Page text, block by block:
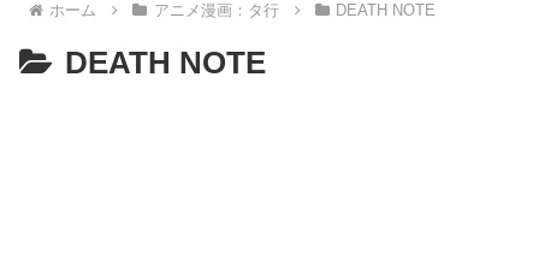
ホーム アニメ漫画：タ行 DEATH NOTE
DEATH NOTE